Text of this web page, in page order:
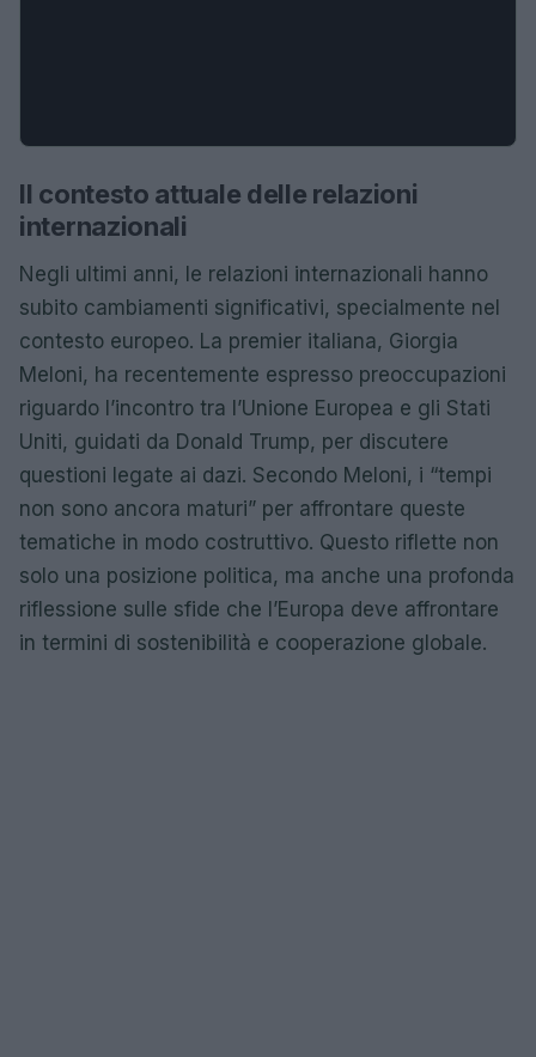
Il contesto attuale delle relazioni
internazionali
Negli ultimi anni, le relazioni internazionali hanno
subito cambiamenti significativi, specialmente nel
contesto europeo. La premier italiana, Giorgia
Meloni, ha recentemente espresso preoccupazioni
riguardo l’incontro tra l’Unione Europea e gli Stati
Uniti, guidati da Donald Trump, per discutere
questioni legate ai dazi. Secondo Meloni, i “tempi
non sono ancora maturi” per affrontare queste
tematiche in modo costruttivo. Questo riflette non
solo una posizione politica, ma anche una profonda
riflessione sulle sfide che l’Europa deve affrontare
in termini di sostenibilità e cooperazione globale.